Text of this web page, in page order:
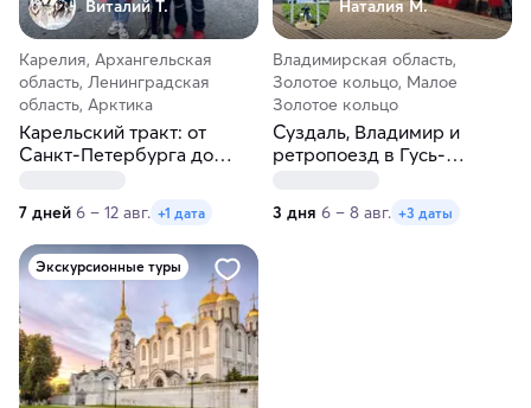
Виталий Т.
Карелия, Архангельская
область, Ленинградская
область, Арктика
Карельский тракт: от
Санкт-Петербурга до
7 дней 6 – 12 авг. +1 дата
Наталия М.
Владимирская область,
Золотое кольцо, Малое
Золотое кольцо
Суздаль, Владимир и
ретропоезд в Гусь-
3 дня 6 – 8 авг. +3 даты
Экскурсионные туры